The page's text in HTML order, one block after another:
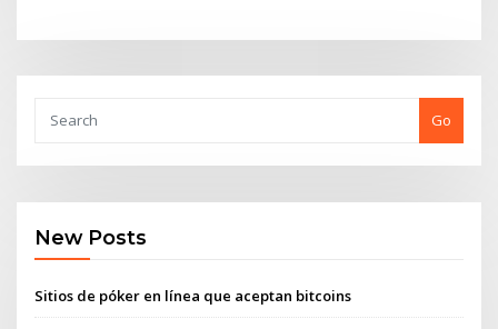
Go
New Posts
Sitios de póker en línea que aceptan bitcoins